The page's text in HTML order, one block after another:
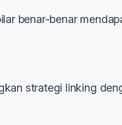
benar-benar
strategi linking